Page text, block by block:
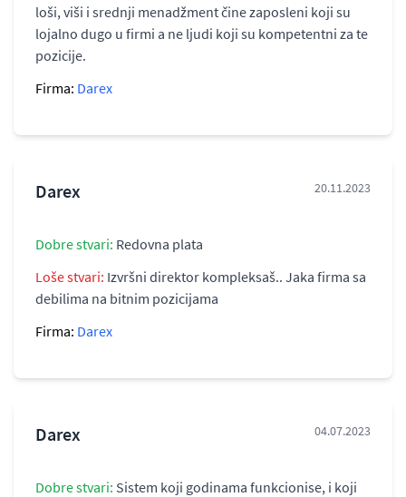
loši, viši i srednji menadžment čine zaposleni koji su
lojalno dugo u firmi a ne ljudi koji su kompetentni za te
pozicije.
Firma: Darex
Darex 20.11.2023
Dobre stvari: Redovna plata
Loše stvari: Izvršni direktor kompleksaš.. Jaka firma sa
debilima na bitnim pozicijama
Firma: Darex
Darex 04.07.2023
Dobre stvari: Sistem koji godinama funkcionise, i koji